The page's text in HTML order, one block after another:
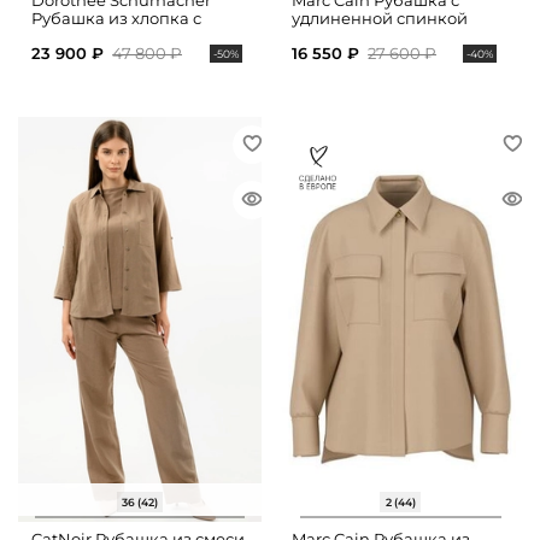
Рубашка из хлопка с
23 900 ₽ 47 800 ₽ -50%
удлиненной спинкой
16 550 ₽ 27 600 ₽ -40%
36 (42) 2 (44)